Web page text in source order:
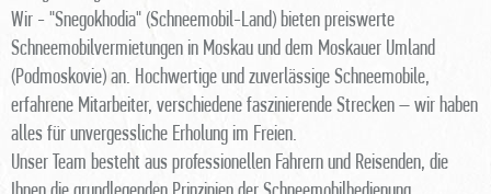
Wir - "Snegokhodia" (Schneemobil-Land) bieten preiswerte
Schneemobilvermietungen in Moskau und dem Moskauer Umland
(Podmoskovie) an. Hochwertige und zuverlässige Schneemobile,
erfahrene Mitarbeiter, verschiedene faszinierende Strecken – wir haben
alles für unvergessliche Erholung im Freien.
Unser Team besteht aus professionellen Fahrern und Reisenden, die